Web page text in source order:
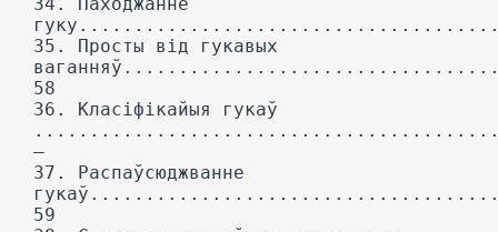
35. Просты від гукавых
58
36. Класіфікайыя гукаў
—
37. Распаўсюджванне
59